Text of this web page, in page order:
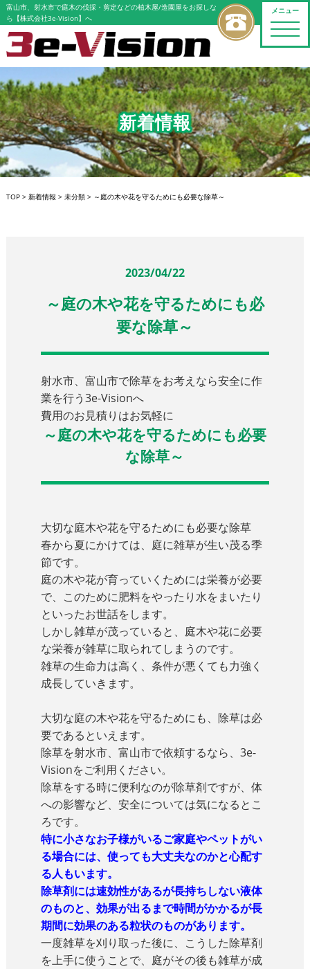
メニュー
toggle
富山市、射水市で庭木の伐採・剪定などの植木屋/造園屋をお探しな
ら【株式会社3e-Vision】へ
新着情報
TOP> 新着情報 > 未分類> ～庭の木や花を守るためにも必要な除草～
2023/04/22
～庭の木や花を守るためにも必
要な除草～
射水市、富山市で除草をお考えなら安全に作
業を行う3e-Visionへ
費用のお見積りはお気軽に
～庭の木や花を守るためにも必要
な除草～
大切な庭木や花を守るためにも必要な除草
春から夏にかけては、庭に雑草が生い茂る季
節です。
庭の木や花が育っていくためには栄養が必要
で、このために肥料をやったり水をまいたり
といったお世話をします。
しかし雑草が茂っていると、庭木や花に必要
な栄養が雑草に取られてしまうのです。
雑草の生命力は高く、条件が悪くても力強く
成長していきます。
大切な庭の木や花を守るためにも、除草は必
要であるといえます。
除草を射水市、富山市で依頼するなら、3e-
Visionをご利用ください。
除草をする時に便利なのが除草剤ですが、体
への影響など、安全については気になるとこ
ろです。
特に小さなお子様がいるご家庭やペットがい
る場合には、使っても大丈夫なのかと心配す
る人もいます。
除草剤には速効性があるが長持ちしない液体
のものと、効果が出るまで時間がかかるが長
期間に効果のある粒状のものがあります。
一度雑草を刈り取った後に、こうした除草剤
を上手に使うことで、庭がその後も雑草が成